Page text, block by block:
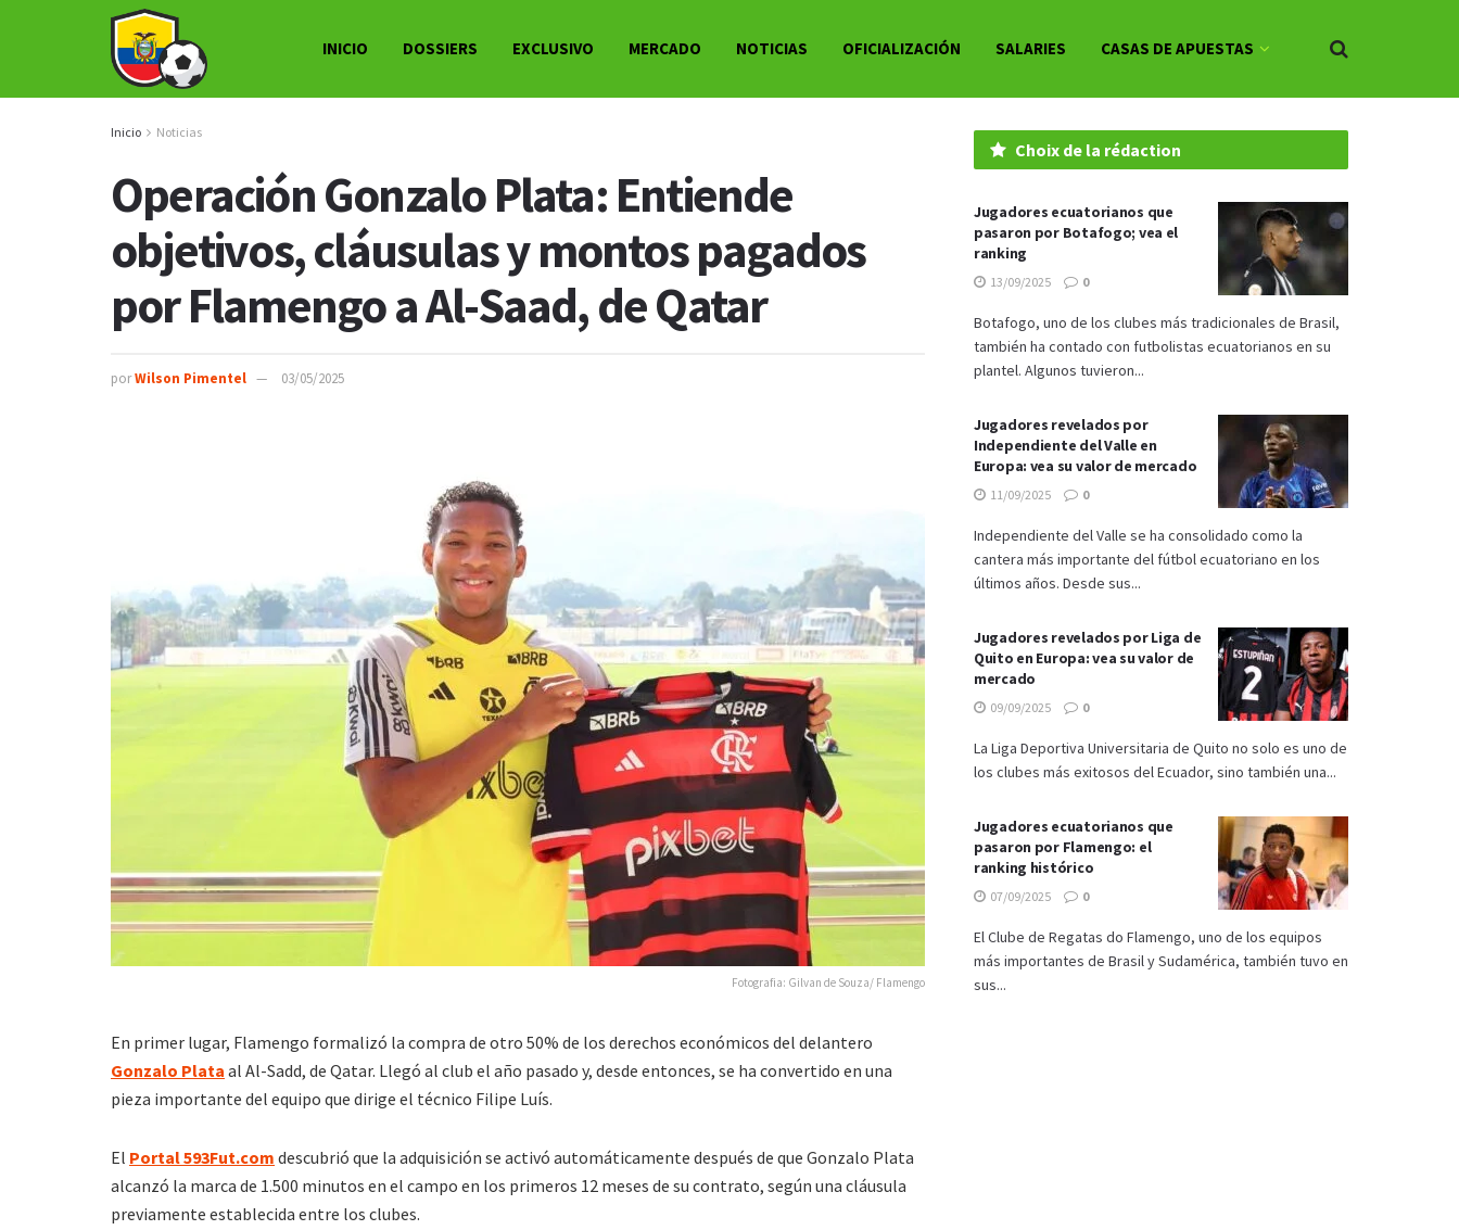
INICIO DOSSIERS EXCLUSIVO MERCADO NOTICIAS OFICIALIZACIÓN SALARIES CASAS DE APUESTAS
Inicio Noticias
Operación Gonzalo Plata: Entiende
objetivos, cláusulas y montos pagados
por Flamengo a Al-Saad, de Qatar
porWilson Pimentel 03/05/2025
Fotografia: Gilvan de Souza/ Flamengo
En primer lugar, Flamengo formalizó la compra de otro 50% de los derechos económicos del delantero
Gonzalo Plata al Al-Sadd, de Qatar. Llegó al club el año pasado y, desde entonces, se ha convertido en una
pieza importante del equipo que dirige el técnico Filipe Luís.
El Portal 593Fut.com descubrió que la adquisición se activó automáticamente después de que Gonzalo Plata
alcanzó la marca de 1.500 minutos en el campo en los primeros 12 meses de su contrato, según una cláusula
previamente establecida entre los clubes.
Choix de la rédaction
Jugadores ecuatorianos que
pasaron por Botafogo; vea el
ranking
13/09/2025 0
Botafogo, uno de los clubes más tradicionales de Brasil,
también ha contado con futbolistas ecuatorianos en su
plantel. Algunos tuvieron...
Jugadores revelados por
Independiente del Valle en
Europa: vea su valor de mercado
11/09/2025 0
Independiente del Valle se ha consolidado como la
cantera más importante del fútbol ecuatoriano en los
últimos años. Desde sus...
Jugadores revelados por Liga de
Quito en Europa: vea su valor de
mercado
09/09/2025 0
La Liga Deportiva Universitaria de Quito no solo es uno de
los clubes más exitosos del Ecuador, sino también una...
Jugadores ecuatorianos que
pasaron por Flamengo: el
ranking histórico
07/09/2025 0
El Clube de Regatas do Flamengo, uno de los equipos
más importantes de Brasil y Sudamérica, también tuvo en
sus...